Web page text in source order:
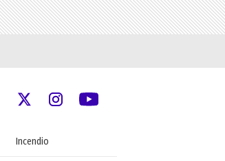
Incendio